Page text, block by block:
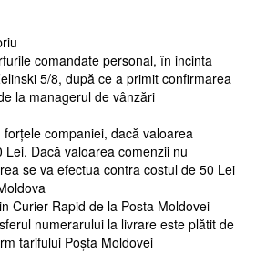
comandate personal, în incinta
5/8, după ce a primit confirmarea
la managerul de vânzări
companiei, dacă valoarea
Dacă valoarea comenzii nu
se va efectua contra costul de 50 Lei
Curier Rapid de la Posta Moldovei
numerarului la livrare este plătit de
tarifului Poșta Moldovei